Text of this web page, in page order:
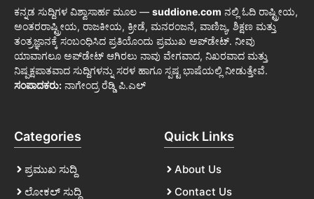
ಕನ್ನಡ ಸುದ್ದಿಗಳ ವಿಶ್ವಾಸಾರ್ಹ ಮೂಲ — suddione.com ನಲ್ಲಿ ಓದಿ ರಾಷ್ಟ್ರೀಯ,
ಅಂತರರಾಷ್ಟ್ರೀಯ, ರಾಜಕೀಯ, ಕ್ರೀಡೆ, ಮನರಂಜನೆ, ವಾಣಿಜ್ಯ, ಶಿಕ್ಷಣ ಮತ್ತು
ತಂತ್ರಜ್ಞಾನಕ್ಕೆ ಸಂಬಂಧಿಸಿದ ಪ್ರತಿಯೊಂದು ಪ್ರಮುಖ ಅಪ್‌ಡೇಟ್. ನೀವು
ಯಾವಾಗಲೂ ಅಪ್‌ಡೇಟ್ ಆಗಿರಲು ನಾವು ವೇಗವಾದ, ನಿಖರವಾದ ಮತ್ತು
ನಿಷ್ಪಕ್ಷಪಾತವಾದ ಸುದ್ದಿಗಳನ್ನು ಸರಳ ಹಾಗೂ ಸ್ಪಷ್ಟ ಭಾಷೆಯಲ್ಲಿ ನೀಡುತ್ತೇವೆ.
ಸಂಪಾದಕರು: ನಾಗೇಂದ್ರ ರೆಡ್ಡಿ ಪಿ.ಎಲ್
Categories
ಪ್ರಮುಖ ಸುದ್ದಿ
ಲೋಕಲ್ ಸುದ್ದಿ
Quick Links
About Us
Contact Us